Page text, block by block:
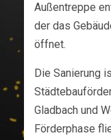
Außentreppe
der das
öffnet.
Die Sanierung
Gladbach und
Förderphase